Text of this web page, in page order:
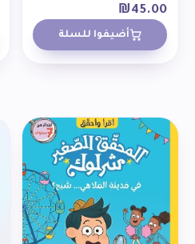
₪45.00
أضيفوا للسلة